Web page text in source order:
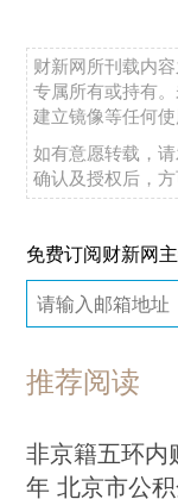
财新网所刊载内
专属所有或持有
建立镜像等任何使
如有意愿转载，
确认及授权后，方
免费订阅财新网
推荐阅读
非京籍五环内
年 北京市公